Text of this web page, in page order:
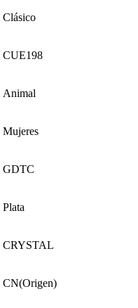
Clásico
CUE198
Animal
Mujeres
GDTC
Plata
CRYSTAL
CN(Origen)